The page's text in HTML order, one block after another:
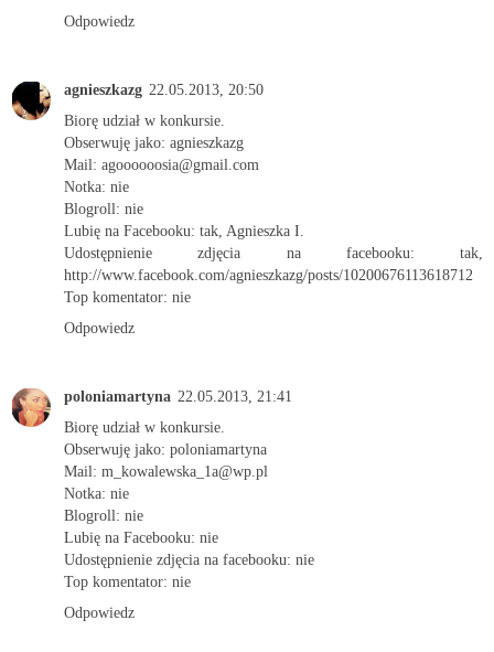
Odpowiedz
agnieszkazg 22.05.2013, 20:50
Biorę udział w konkursie.
Obserwuję jako: agnieszkazg
Mail: agoooooosia@gmail.com
Notka: nie
Blogroll: nie
Lubię na Facebooku: tak, Agnieszka I.
Udostępnienie zdjęcia na facebooku: tak,
http://www.facebook.com/agnieszkazg/posts/10200676113618712
Top komentator: nie
Odpowiedz
poloniamartyna 22.05.2013, 21:41
Biorę udział w konkursie.
Obserwuję jako: poloniamartyna
Mail: m_kowalewska_1a@wp.pl
Notka: nie
Blogroll: nie
Lubię na Facebooku: nie
Udostępnienie zdjęcia na facebooku: nie
Top komentator: nie
Odpowiedz